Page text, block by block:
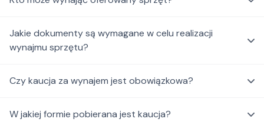
Jakie dokumenty są wymagane w celu realizacji
wynajmu sprzętu?
Czy kaucja za wynajem jest obowiązkowa?
W jakiej formie pobierana jest kaucja?